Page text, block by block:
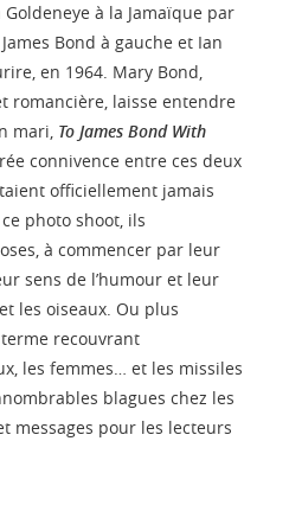
à la Jamaïque par
Bond à gauche et Ian
en 1964. Mary Bond,
romancière, laisse entendre
mari, To James Bond With
connivence entre ces deux
officiellement jamais
photo shoot, ils
à commencer par leur
sens de l’humour et leur
les oiseaux. Ou plus
recouvrant
les femmes… et les missiles
blagues chez les
messages pour les lecteurs